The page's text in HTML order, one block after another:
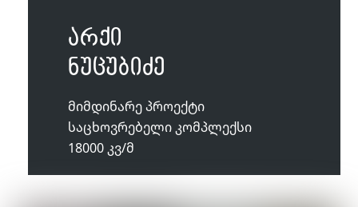
არქი
ნუცუბიძე
მიმდინარე პროექტი
საცხოვრებელი კომპლექსი
18000 კვ/მ